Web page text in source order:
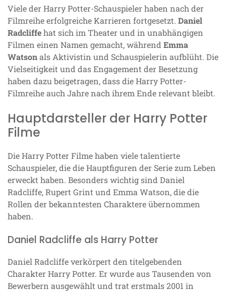
Viele der Harry Potter-Schauspieler haben nach der
Filmreihe erfolgreiche Karrieren fortgesetzt. Daniel
Radcliffehat sich im Theater und in unabhängigen
Filmen einen Namen gemacht, während Emma
Watsonals Aktivistin und Schauspielerin aufblüht. Die
Vielseitigkeit und das Engagement der Besetzung
haben dazu beigetragen, dass die Harry Potter-
Filmreihe auch Jahre nach ihrem Ende relevant bleibt.
Hauptdarsteller der Harry Potter
Filme
Die Harry Potter Filme haben viele talentierte
Schauspieler, die die Hauptfiguren der Serie zum Leben
erweckt haben. Besonders wichtig sind Daniel
Radcliffe, Rupert Grint und Emma Watson, die die
Rollen der bekanntesten Charaktere übernommen
haben.
Daniel Radcliffe als Harry Potter
Daniel Radcliffe verkörpert den titelgebenden
Charakter Harry Potter. Er wurde aus Tausenden von
Bewerbern ausgewählt und trat erstmals 2001 in